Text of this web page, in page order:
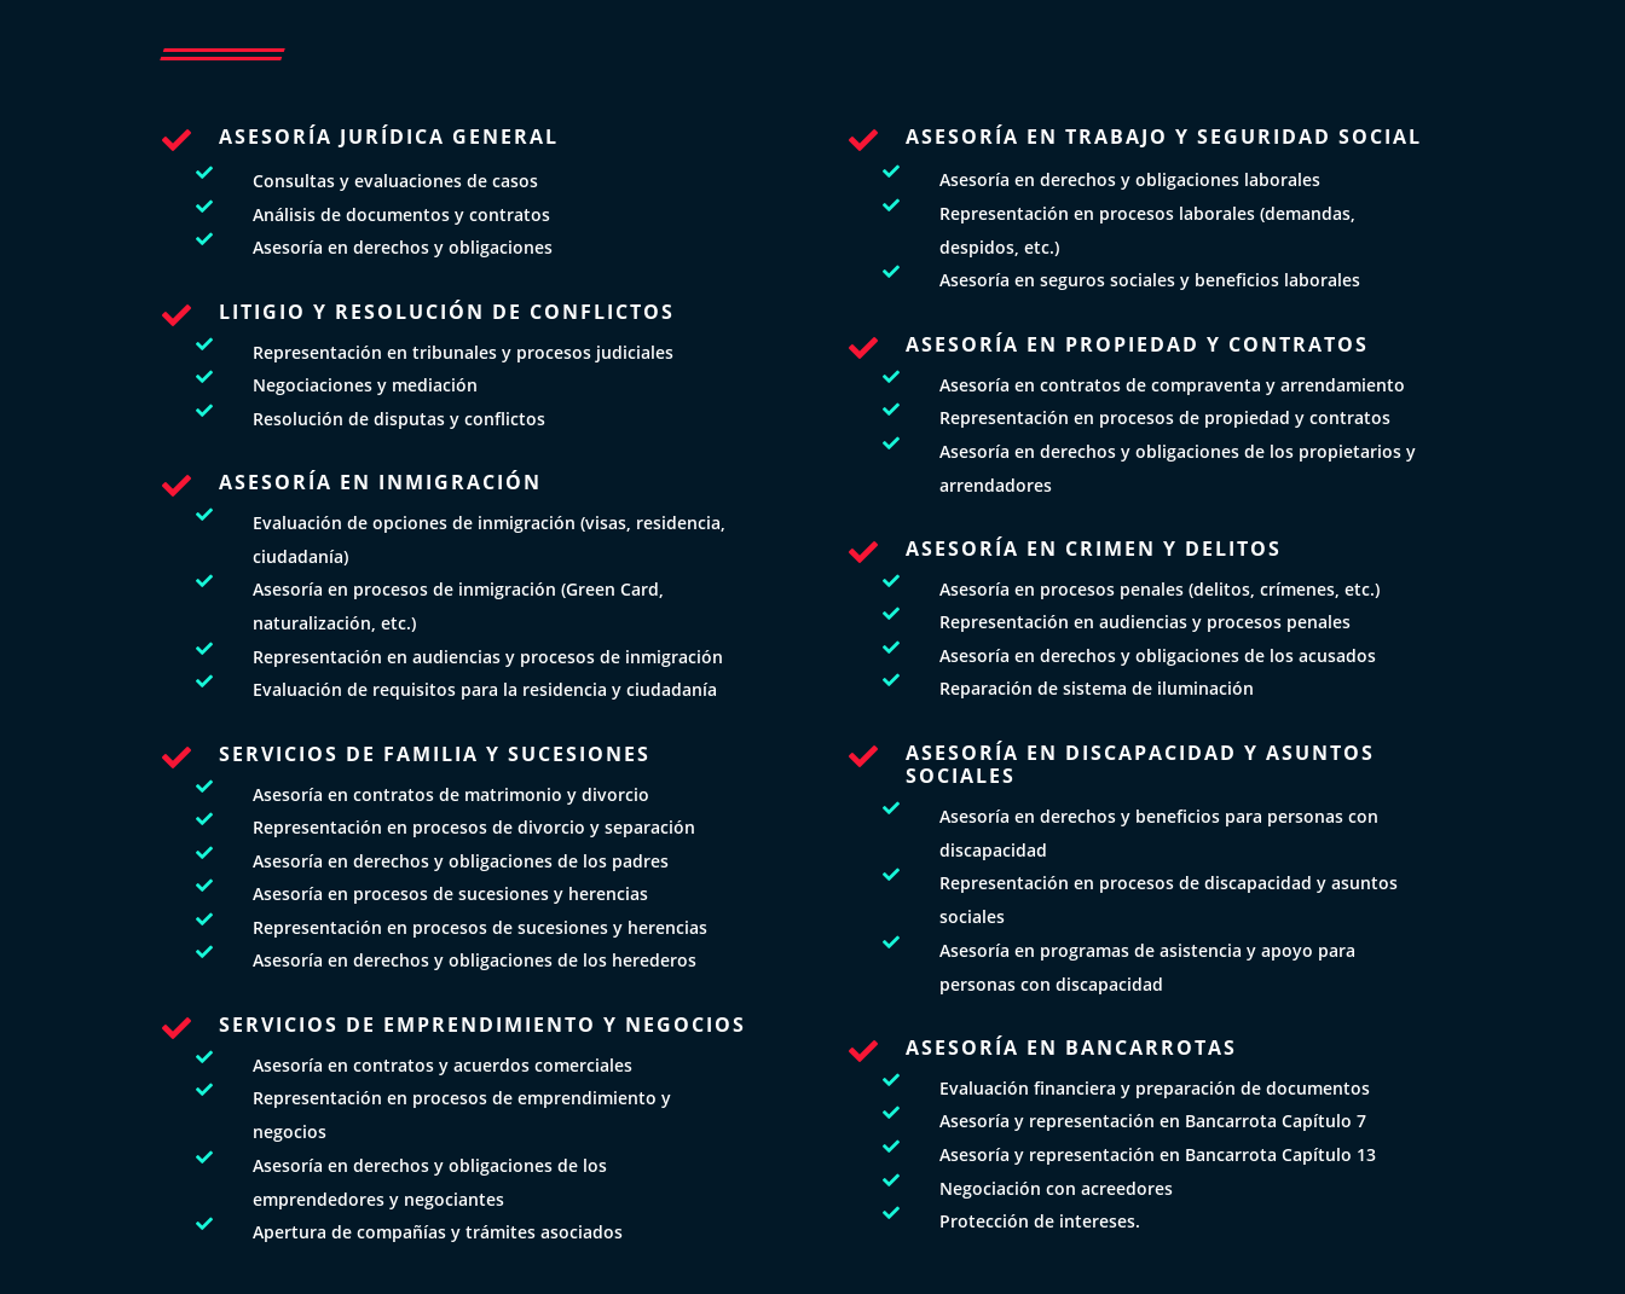
 ASESORÍA JURÍDICA GENERAL
 Consultas y evaluaciones de casos
 Análisis de documentos y contratos
 Asesoría en derechos y obligaciones
 LITIGIO Y RESOLUCIÓN DE CONFLICTOS
 Representación en tribunales y procesos judiciales
 Negociaciones y mediación
 Resolución de disputas y conflictos
 ASESORÍA EN INMIGRACIÓN

Evaluación de opciones de inmigración (visas, residencia,
ciudadanía)

Asesoría en procesos de inmigración (Green Card,
naturalización, etc.)
 Representación en audiencias y procesos de inmigración
 Evaluación de requisitos para la residencia y ciudadanía
 SERVICIOS DE FAMILIA Y SUCESIONES
 Asesoría en contratos de matrimonio y divorcio
 Representación en procesos de divorcio y separación
 Asesoría en derechos y obligaciones de los padres
 Asesoría en procesos de sucesiones y herencias
 Representación en procesos de sucesiones y herencias
 Asesoría en derechos y obligaciones de los herederos
 SERVICIOS DE EMPRENDIMIENTO Y NEGOCIOS
 Asesoría en contratos y acuerdos comerciales

Representación en procesos de emprendimiento y
negocios

Asesoría en derechos y obligaciones de los
emprendedores y negociantes
 Apertura de compañías y trámites asociados
 ASESORÍA EN TRABAJO Y SEGURIDAD SOCIAL
 Asesoría en derechos y obligaciones laborales

Representación en procesos laborales (demandas,
despidos, etc.)
 Asesoría en seguros sociales y beneficios laborales
 ASESORÍA EN PROPIEDAD Y CONTRATOS
 Asesoría en contratos de compraventa y arrendamiento
 Representación en procesos de propiedad y contratos

Asesoría en derechos y obligaciones de los propietarios y
arrendadores
 ASESORÍA EN CRIMEN Y DELITOS
 Asesoría en procesos penales (delitos, crímenes, etc.)
 Representación en audiencias y procesos penales
 Asesoría en derechos y obligaciones de los acusados
 Reparación de sistema de iluminación

ASESORÍA EN DISCAPACIDAD Y ASUNTOS
SOCIALES

Asesoría en derechos y beneficios para personas con
discapacidad

Representación en procesos de discapacidad y asuntos
sociales

Asesoría en programas de asistencia y apoyo para
personas con discapacidad
 ASESORÍA EN BANCARROTAS
 Evaluación financiera y preparación de documentos
 Asesoría y representación en Bancarrota Capítulo 7
 Asesoría y representación en Bancarrota Capítulo 13
 Negociación con acreedores
 Protección de intereses.